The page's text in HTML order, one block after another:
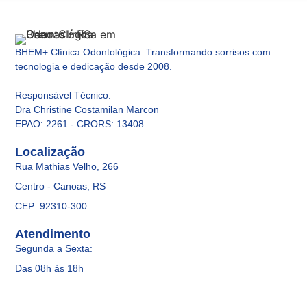
BHEM+ Clínica Odontológica: Transformando sorrisos com
tecnologia e dedicação desde 2008.
Responsável Técnico:
Dra Christine Costamilan Marcon
EPAO: 2261 - CRORS: 13408
Atendimento
Segunda a Sexta:
Das 08h às 18h
Localização
Rua Mathias Velho, 266
Centro - Canoas, RS
CEP: 92310-300